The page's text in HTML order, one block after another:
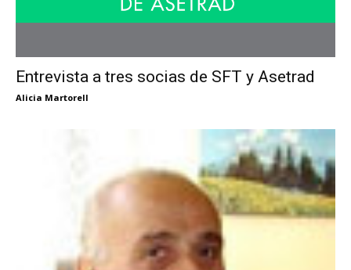
Entrevista a tres socias de SFT y Asetrad
Alicia Martorell